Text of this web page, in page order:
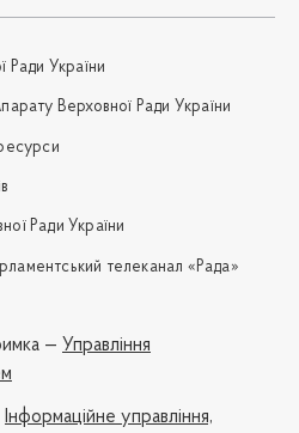
Ради України
Верховної Ради України
Ради України
телеканал «Рада»
— Управління
Інформаційне управління,